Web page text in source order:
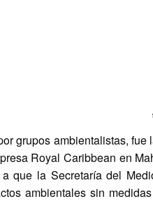
grupos ambientalistas, fue
Royal Caribbean en
que la Secretaría del
ambientales sin